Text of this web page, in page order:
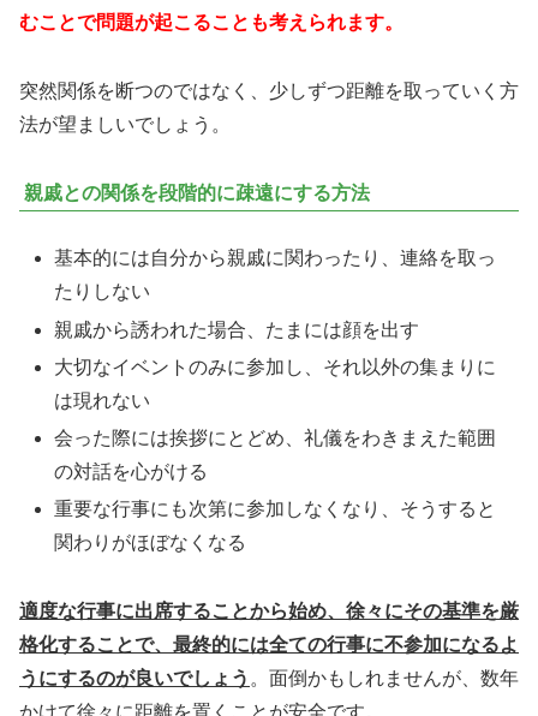
むことで問題が起こることも考えられます。
突然関係を断つのではなく、少しずつ距離を取っていく方
法が望ましいでしょう。
親戚との関係を段階的に疎遠にする方法
基本的には自分から親戚に関わったり、連絡を取っ
たりしない
親戚から誘われた場合、たまには顔を出す
大切なイベントのみに参加し、それ以外の集まりに
は現れない
会った際には挨拶にとどめ、礼儀をわきまえた範囲
の対話を心がける
重要な行事にも次第に参加しなくなり、そうすると
関わりがほぼなくなる
適度な行事に出席することから始め、徐々にその基準を厳
格化することで、最終的には全ての行事に不参加になるよ
うにするのが良いでしょう 。面倒かもしれませんが、数年
かけて徐々に距離を置くことが安全です。